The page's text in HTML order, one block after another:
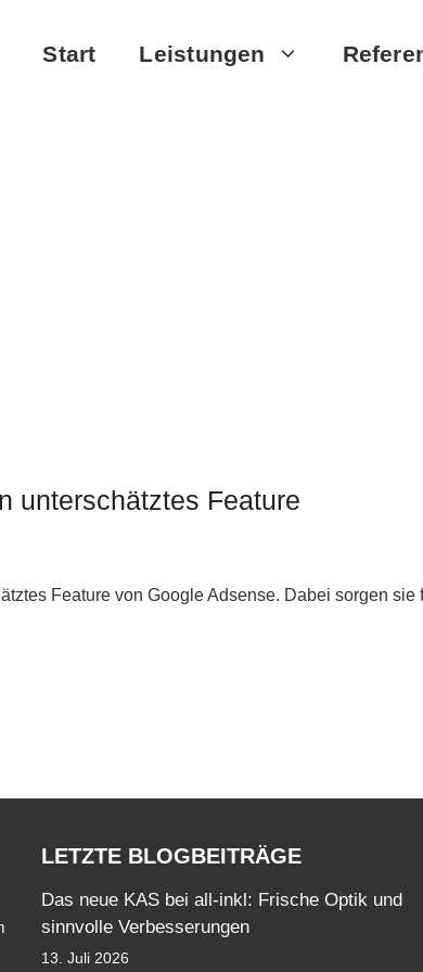
Start Leistungen
unterschätztes Feature
Feature von Google Adsense. Dabei sorgen
LETZTE BLOGBEITRÄGE
Das neue KAS bei all-inkl: Frische Optik und
sinnvolle Verbesserungen
13. Juli 2026